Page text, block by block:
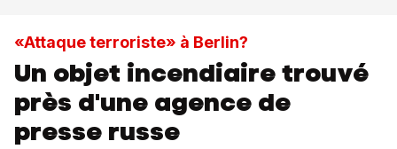
«Attaque terroriste» à Berlin?
Un objet incendiaire trouvé
près d'une agence de
presse russe